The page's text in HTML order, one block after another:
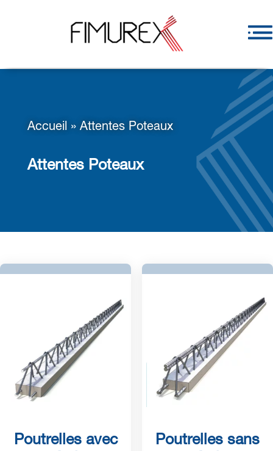
Accueil » Attentes Poteaux
Attentes Poteaux
Poutrelles avec
Poutrelles sans